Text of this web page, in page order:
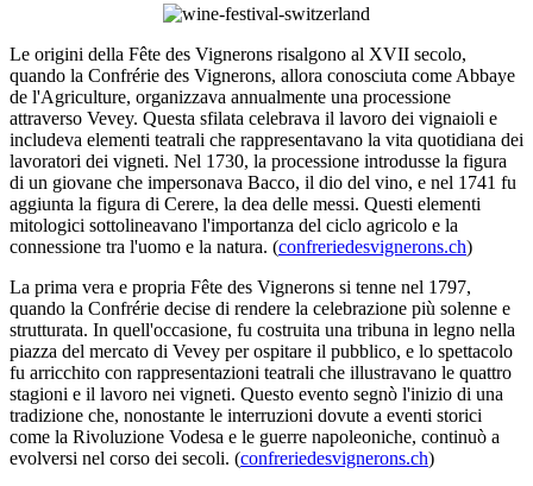
Le origini della Fête des Vignerons risalgono al XVII secolo,
quando la Confrérie des Vignerons, allora conosciuta come Abbaye
de l'Agriculture, organizzava annualmente una processione
attraverso Vevey. Questa sfilata celebrava il lavoro dei vignaioli e
includeva elementi teatrali che rappresentavano la vita quotidiana dei
lavoratori dei vigneti. Nel 1730, la processione introdusse la figura
di un giovane che impersonava Bacco, il dio del vino, e nel 1741 fu
aggiunta la figura di Cerere, la dea delle messi. Questi elementi
mitologici sottolineavano l'importanza del ciclo agricolo e la
connessione tra l'uomo e la natura. (confreriedesvignerons.ch)
La prima vera e propria Fête des Vignerons si tenne nel 1797,
quando la Confrérie decise di rendere la celebrazione più solenne e
strutturata. In quell'occasione, fu costruita una tribuna in legno nella
piazza del mercato di Vevey per ospitare il pubblico, e lo spettacolo
fu arricchito con rappresentazioni teatrali che illustravano le quattro
stagioni e il lavoro nei vigneti. Questo evento segnò l'inizio di una
tradizione che, nonostante le interruzioni dovute a eventi storici
come la Rivoluzione Vodesa e le guerre napoleoniche, continuò a
evolversi nel corso dei secoli. (confreriedesvignerons.ch)